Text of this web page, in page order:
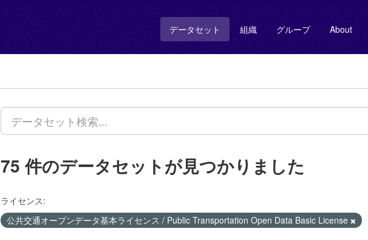
データセット 組織 グループ About
75 件のデータセットが見つかりました
ライセンス:
公共交通オープンデータ基本ライセンス / Public Transportation Open Data Basic License